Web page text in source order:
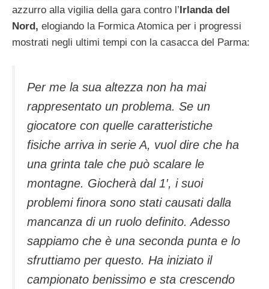
azzurro alla vigilia della gara contro l’Irlanda del
Nord, elogiando la Formica Atomica per i progressi
mostrati negli ultimi tempi con la casacca del Parma:
Per me la sua altezza non ha mai
rappresentato un problema. Se un
giocatore con quelle caratteristiche
fisiche arriva in serie A, vuol dire che ha
una grinta tale che può scalare le
montagne. Giocherà dal 1′, i suoi
problemi finora sono stati causati dalla
mancanza di un ruolo definito. Adesso
sappiamo che è una seconda punta e lo
sfruttiamo per questo. Ha iniziato il
campionato benissimo e sta crescendo